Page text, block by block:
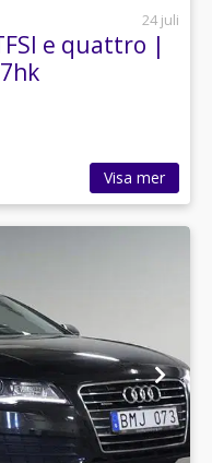
24 juli
e quattro |
Visa mer